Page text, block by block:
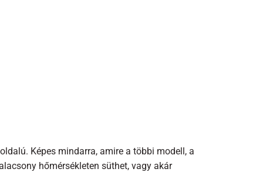
Képes mindarra, amire a többi modell, a
hőmérsékleten süthet, vagy akár